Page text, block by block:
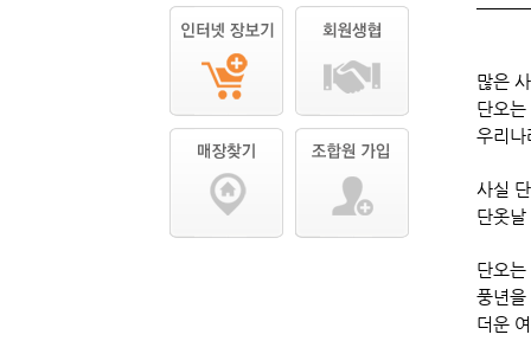
많은
단오
우리나
사실
단옷
단오
풍년을
더운